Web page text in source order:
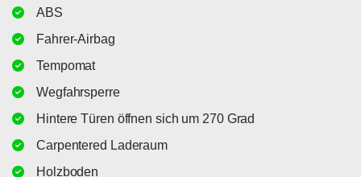
ABS
Fahrer-Airbag
Tempomat
Wegfahrsperre
Hintere Türen öffnen sich um 270 Grad
Carpentered Laderaum
Holzboden